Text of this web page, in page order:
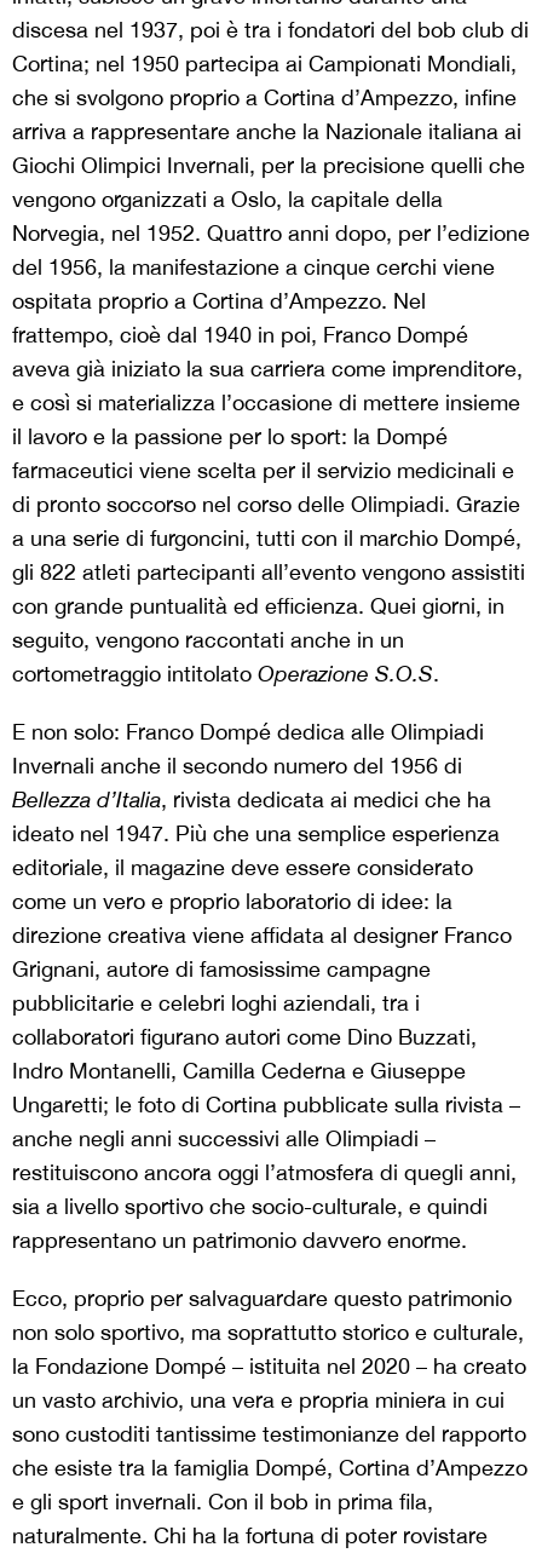
discesa nel 1937, poi è tra i fondatori del bob club di
Cortina; nel 1950 partecipa ai Campionati Mondiali,
che si svolgono proprio a Cortina d’Ampezzo, infine
arriva a rappresentare anche la Nazionale italiana ai
Giochi Olimpici Invernali, per la precisione quelli che
vengono organizzati a Oslo, la capitale della
Norvegia, nel 1952. Quattro anni dopo, per l’edizione
del 1956, la manifestazione a cinque cerchi viene
ospitata proprio a Cortina d’Ampezzo. Nel
frattempo, cioè dal 1940 in poi, Franco Dompé
aveva già iniziato la sua carriera come imprenditore,
e così si materializza l’occasione di mettere insieme
il lavoro e la passione per lo sport: la Dompé
farmaceutici viene scelta per il servizio medicinali e
di pronto soccorso nel corso delle Olimpiadi. Grazie
a una serie di furgoncini, tutti con il marchio Dompé,
gli 822 atleti partecipanti all’evento vengono assistiti
con grande puntualità ed efficienza. Quei giorni, in
seguito, vengono raccontati anche in un
cortometraggio intitolato Operazione S.O.S.
E non solo: Franco Dompé dedica alle Olimpiadi
Invernali anche il secondo numero del 1956 di
Bellezza d’Italia, rivista dedicata ai medici che ha
ideato nel 1947. Più che una semplice esperienza
editoriale, il magazine deve essere considerato
come un vero e proprio laboratorio di idee: la
direzione creativa viene affidata al designer Franco
Grignani, autore di famosissime campagne
pubblicitarie e celebri loghi aziendali, tra i
collaboratori figurano autori come Dino Buzzati,
Indro Montanelli, Camilla Cederna e Giuseppe
Ungaretti; le foto di Cortina pubblicate sulla rivista –
anche negli anni successivi alle Olimpiadi –
restituiscono ancora oggi l’atmosfera di quegli anni,
sia a livello sportivo che socio-culturale, e quindi
rappresentano un patrimonio davvero enorme.
Ecco, proprio per salvaguardare questo patrimonio
non solo sportivo, ma soprattutto storico e culturale,
la Fondazione Dompé – istituita nel 2020 – ha creato
un vasto archivio, una vera e propria miniera in cui
sono custoditi tantissime testimonianze del rapporto
che esiste tra la famiglia Dompé, Cortina d’Ampezzo
e gli sport invernali. Con il bob in prima fila,
naturalmente. Chi ha la fortuna di poter rovistare